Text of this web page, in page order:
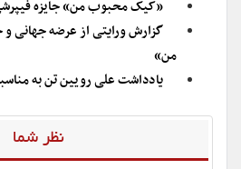
«کیک محبوب من» جایزه
گزارش ورایتی از عرضه
من»
یادداشت علی رویین تن به
نظر شما